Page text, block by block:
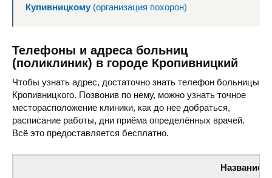
Купивницкому (организация похорон)
Телефоны и адреса больниц
(поликлиник) в городе Кропивницкий
Чтобы узнать адрес, достаточно знать телефон больницы
Кропивницкого. Позвонив по нему, можно узнать точное
месторасположение клиники, как до нее добраться,
расписание работы, дни приёма определённых врачей.
Всё это предоставляется бесплатно.
Название